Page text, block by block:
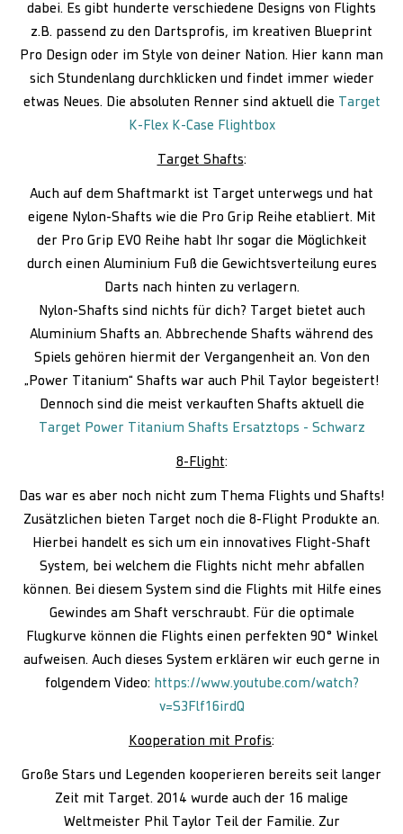
dabei. Es gibt hunderte verschiedene Designs von Flights
z.B. passend zu den Dartsprofis, im kreativen Blueprint
Pro Design oder im Style von deiner Nation. Hier kann man
sich Stundenlang durchklicken und findet immer wieder
etwas Neues. Die absoluten Renner sind aktuell die Target
K-Flex K-Case Flightbox
Target Shafts:
Auch auf dem Shaftmarkt ist Target unterwegs und hat
eigene Nylon-Shafts wie die Pro Grip Reihe etabliert. Mit
der Pro Grip EVO Reihe habt Ihr sogar die Möglichkeit
durch einen Aluminium Fuß die Gewichtsverteilung eures
Darts nach hinten zu verlagern.
Nylon-Shafts sind nichts für dich? Target bietet auch
Aluminium Shafts an. Abbrechende Shafts während des
Spiels gehören hiermit der Vergangenheit an. Von den
„Power Titanium“ Shafts war auch Phil Taylor begeistert!
Dennoch sind die meist verkauften Shafts aktuell die
Target Power Titanium Shafts Ersatztops - Schwarz
8-Flight:
Das war es aber noch nicht zum Thema Flights und Shafts!
Zusätzlichen bieten Target noch die 8-Flight Produkte an.
Hierbei handelt es sich um ein innovatives Flight-Shaft
System, bei welchem die Flights nicht mehr abfallen
können. Bei diesem System sind die Flights mit Hilfe eines
Gewindes am Shaft verschraubt. Für die optimale
Flugkurve können die Flights einen perfekten 90° Winkel
aufweisen. Auch dieses System erklären wir euch gerne in
folgendem Video: https://www.youtube.com/watch?
v=S3Flf16irdQ
Kooperation mit Profis:
Große Stars und Legenden kooperieren bereits seit langer
Zeit mit Target. 2014 wurde auch der 16 malige
Weltmeister Phil Taylor Teil der Familie. Zur